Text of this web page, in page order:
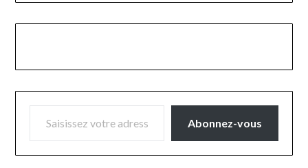
SAISISSEZ VOTRE ADRESSE E-MAIL…
Abonnez-vous